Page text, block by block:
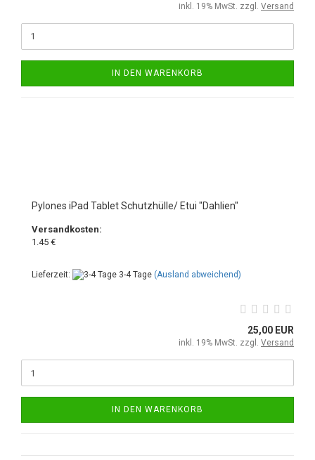
inkl. 19% MwSt. zzgl. Versand
IN DEN WARENKORB
Pylones iPad Tablet Schutzhülle/ Etui "Dahlien"
Versandkosten:
1.45 €
Lieferzeit: 3-4 Tage (Ausland abweichend)
25,00 EUR
inkl. 19% MwSt. zzgl. Versand
IN DEN WARENKORB